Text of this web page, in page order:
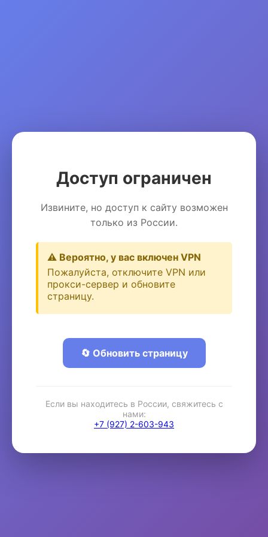
Доступ ограничен
Извините, но доступ к сайту возможен
только из России.
⚠️ Вероятно, у вас включен VPN
Пожалуйста, отключите VPN или
прокси-сервер и обновите
страницу.
🔄 Обновить страницу
Если вы находитесь в России, свяжитесь с
нами:
+7 (927) 2-603-943